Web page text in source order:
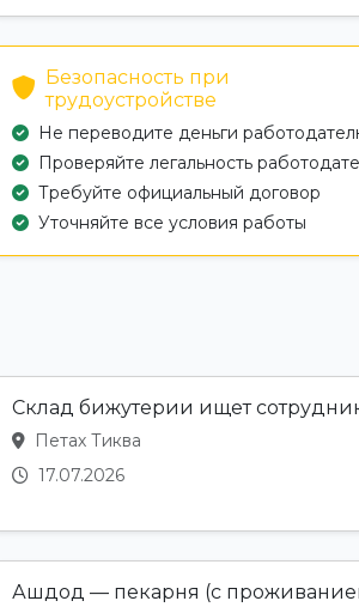
Безопасность при
трудоустройстве
Не переводите деньги
Проверяйте легальность
Требуйте официальный договор
Уточняйте все условия работы
Склад бижутерии ищет
Петах Тиква
17.07.2026
Ашдод — пекарня (с